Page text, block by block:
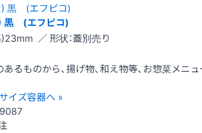
黒 (エフピコ)
／ 形状：蓋別売り
ものから、揚げ物、和え物等、お惣菜メニ
イズ容器へ »